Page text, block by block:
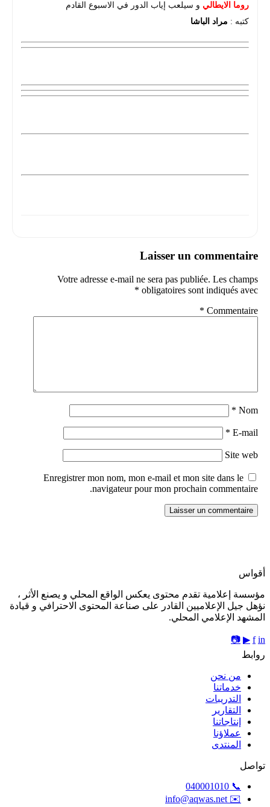
روما الايطالي و سيلعب إياب الدور في الاسبوع القادم
كتبه : مراد الباشا
Laisser un commentaire
Votre adresse e-mail ne sera pas publiée. Les champs
obligatoires sont indiqués avec
*
Commentaire
*
Nom
*
E-mail
*
Site web
Enregistrer mon nom, mon e-mail et mon site dans le
navigateur pour mon prochain commentaire.
أقواس
مؤسسة إعلامية تقدم محتوى يعكس الواقع المحلي و يصنع الأثر ،
نؤهل جيل الإعلاميين القادر على صناعة المحتوى الاحترافي و قيادة
المشهد الإعلامي المحلي.
f in
▶
📷
روابط
من نحن
خدماتنا
التدريبات
التقارير
إنتاجاتنا
عملاؤنا
المنتدى
تواصل
📞 040001010
✉️ info@aqwas.net